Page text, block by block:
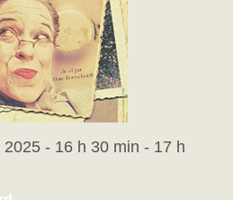
- 16 h 30 min - 17 h